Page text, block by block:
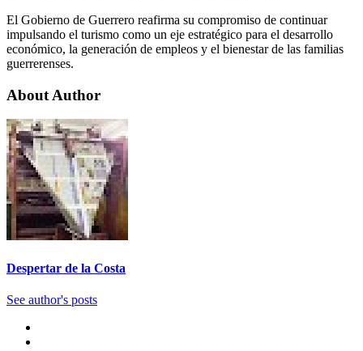
El Gobierno de Guerrero reafirma su compromiso de continuar
impulsando el turismo como un eje estratégico para el desarrollo
económico, la generación de empleos y el bienestar de las familias
guerrerenses.
About Author
Despertar de la Costa
See author's posts